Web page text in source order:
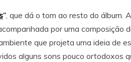
“ , que dá o tom ao resto do álbum.
por uma composição
que projeta uma ideia de
alguns sons pouco ortodoxos